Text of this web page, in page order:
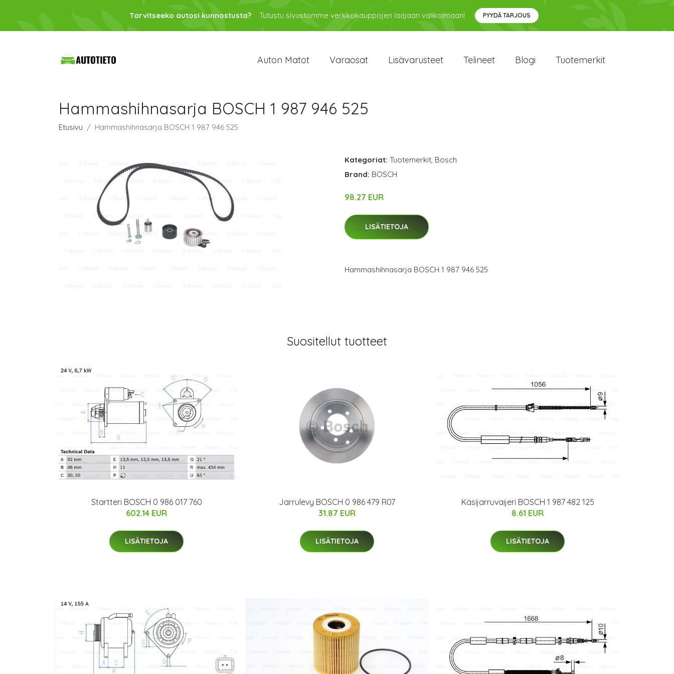
Tarvitseeko autosi kunnostusta? Tutustu sivustomme verkkokauppojen laajaan valikoimaan! PYYDÄ TARJOUS
Auton Matot Varaosat Lisävarusteet Telineet Blogi Tuotemerkit
Hammashihnasarja BOSCH 1 987 946 525
Etusivu Hammashihnasarja BOSCH 1 987 946 525
Kategoriat: Tuotemerkit, Bosch
Brand: BOSCH
98.27 EUR
LISÄTIETOJA
Hammashihnasarja BOSCH 1 987 946 525
Suositellut tuotteet
Startteri BOSCH 0 986 017 760
602.14 EUR
LISÄTIETOJA
Jarrulevy BOSCH 0 986 479 R07
31.87 EUR
LISÄTIETOJA
Käsijarruvaijeri BOSCH 1 987 482 125
8.61 EUR
LISÄTIETOJA